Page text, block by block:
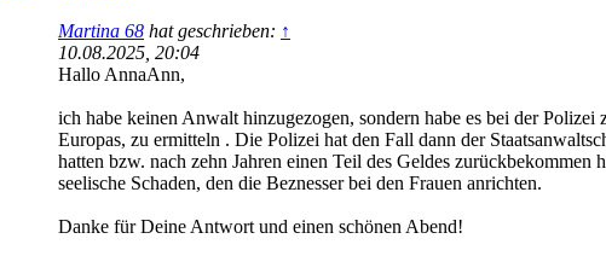
Martina 68 hat geschrieben: ↑
10.08.2025, 20:04
Hallo AnnaAnn,
ich habe keinen Anwalt hinzugezogen, sondern habe es bei der
Europas, zu ermitteln . Die Polizei hat den Fall dann der
hatten bzw. nach zehn Jahren einen Teil des Geldes
seelische Schaden, den die Beznesser bei den Frauen anrichten.
Danke für Deine Antwort und einen schönen Abend!